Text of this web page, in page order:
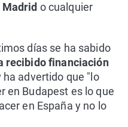
o cualquier
días se ha sabido
recibido financiación
ha advertido que "lo
en Budapest es lo que
en España y no lo